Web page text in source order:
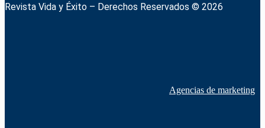
Revista Vida y Éxito – Derechos Reservados © 2026
Agencias de marketing